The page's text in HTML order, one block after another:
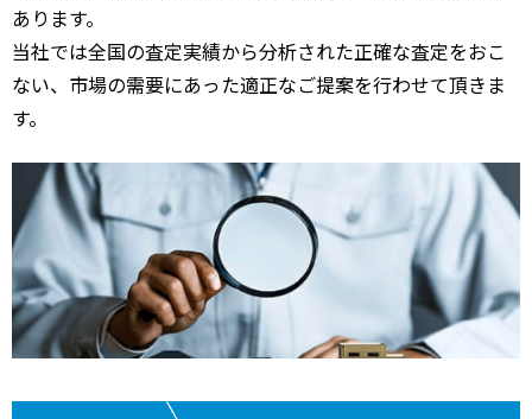
あります。
当社では全国の査定実績から分析された正確な査定をおこ
ない、市場の需要にあった適正なご提案を行わせて頂きま
す。